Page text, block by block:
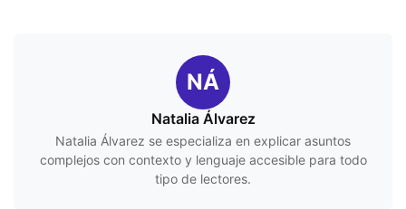
NÁ
Natalia Álvarez
Natalia Álvarez se especializa en explicar asuntos
complejos con contexto y lenguaje accesible para todo
tipo de lectores.